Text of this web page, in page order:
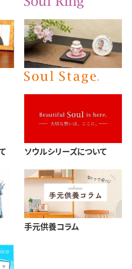
ソウルシリーズについて
手元供養コラム